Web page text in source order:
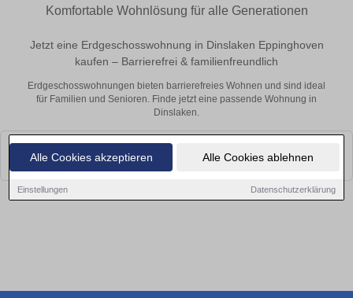
Alle Cookies akzeptieren Alle Cookies ablehnen
Einstellungen Datenschutzerklärung
Komfortable Wohnlösung für alle Generationen
Jetzt eine Erdgeschosswohnung in Dinslaken Eppinghoven
kaufen – Barrierefrei & familienfreundlich
Erdgeschosswohnungen bieten barrierefreies Wohnen und sind ideal
für Familien und Senioren. Finde jetzt eine passende Wohnung in
Dinslaken.
Leider konnten wir derzeit keine passenden Objekte finden. Schauen Sie
bald wieder vorbei!